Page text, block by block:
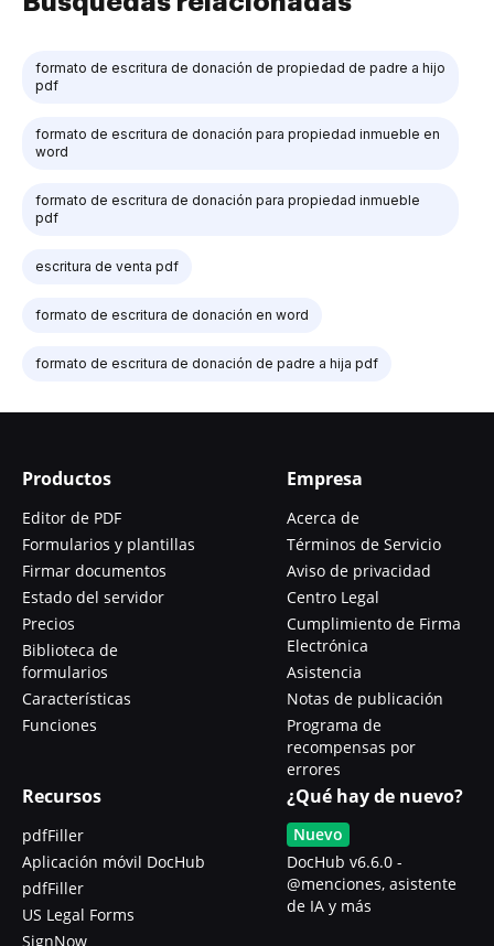
formato de escritura de donación de propiedad de padre a hijo
pdf
formato de escritura de donación para propiedad inmueble en
word
formato de escritura de donación para propiedad inmueble
pdf
escritura de venta pdf
formato de escritura de donación en word
formato de escritura de donación de padre a hija pdf
Productos
Editor de PDF
Formularios y plantillas
Firmar documentos
Estado del servidor
Precios
Biblioteca de
formularios
Características
Funciones
Empresa
Acerca de
Términos de Servicio
Aviso de privacidad
Centro Legal
Cumplimiento de Firma
Electrónica
Asistencia
Notas de publicación
Programa de
recompensas por
errores
Recursos
pdfFiller
Aplicación móvil DocHub
pdfFiller
US Legal Forms
SignNow
¿Qué hay de nuevo?
Nuevo
DocHub v6.6.0 -
@menciones, asistente
de IA y más